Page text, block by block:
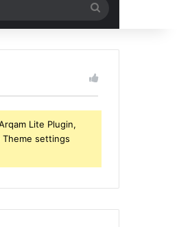
for
Lite Plugin,
settings